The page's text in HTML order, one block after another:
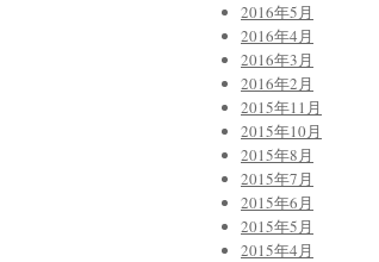
2016年5月
2016年4月
2016年3月
2016年2月
2015年11月
2015年10月
2015年8月
2015年7月
2015年6月
2015年5月
2015年4月